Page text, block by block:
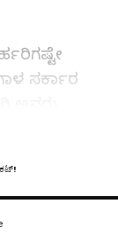
ಸರ್ಕಾರ
ಕಟ್!